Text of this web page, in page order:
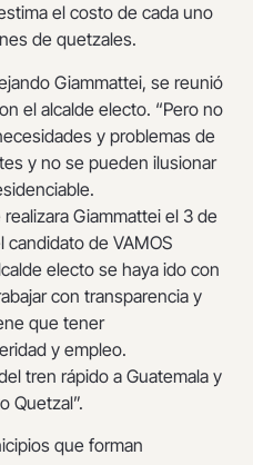
el costo de cada uno
de quetzales.
Giammattei, se reunió
el alcalde electo. “Pero no
y problemas de
y no se pueden ilusionar
Giammattei el 3 de
de VAMOS
electo se haya ido con
con transparencia y
que tener
y empleo.
tren rápido a Guatemala y
Quetzal”.
que forman